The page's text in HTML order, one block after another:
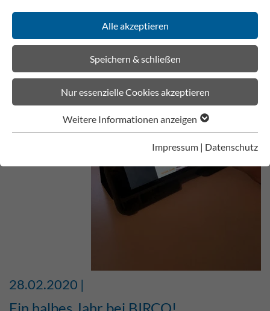
Alle akzeptieren
Speichern & schließen
Nur essenzielle Cookies akzeptieren
Weitere Informationen anzeigen
Impressum | Datenschutz
28.02.2020 |